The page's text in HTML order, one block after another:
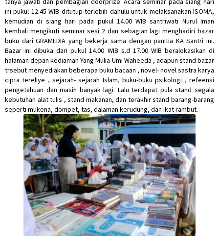
ini pukul 12.45 WIB ditutup terlebih dahulu untuk melaksanakan ISOMA,
kemudian di siang hari pada pukul 14.00 WIB santriwati Nurul Iman
kembali mengikuti seminar sesi 2 dan sebagian lagi menghadiri bazar
buku dari GRAMEDIA yang bekerja sama dengan panitia KA Santri ini.
Bazar ini dibuka dari pukul 14.00 WIB s.d 17.00 WIB beralokasikan di
halaman depan kediaman Yang Mulia Umi Waheeda , adapun stand bazar
trsebut menyediakan beberapa buku bacaan , novel- novel sastra karya
cipta tereliye , sejarah- sejarah Islam, buku-buku psikologi , refeensi
pengetahuan dan masih banyak lagi. Lalu terdapat pula stand segala
kebutuhan alat tulis , stand makanan, dan terakhir stand barang-barang
seperti mukena, dompet, tas, dalaman kerudung, dan ikat rambut.